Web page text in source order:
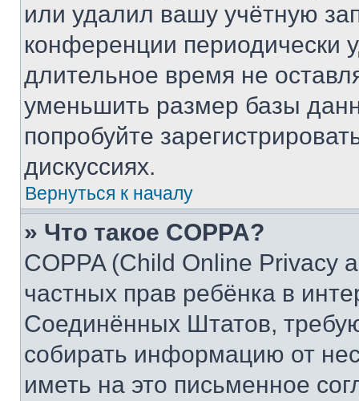
или удалил вашу учётную
конференции периодически
длительное время не
уменьшить размер базы
попробуйте
дискуссиях.
Вернуться к началу
» Что такое COPPA?
COPPA (Child Online Privacy
частных прав ребёнка в
Соединённых Штатов,
собирать информацию от
иметь на это письменное